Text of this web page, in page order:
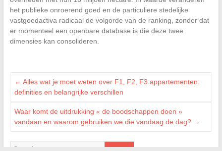
het publieke onroerend goed en de particuliere stedelijke
vastgoedactiva radicaal de volgorde van de ranking, zonder dat
er momenteel een openbare database is die deze twee
dimensies kan consolideren.
← Alles wat je moet weten over F1, F2, F3 appartementen:
definities en belangrijke verschillen
Waar komt de uitdrukking « de boodschappen doen »
vandaan en waarom gebruiken we die vandaag de dag? →